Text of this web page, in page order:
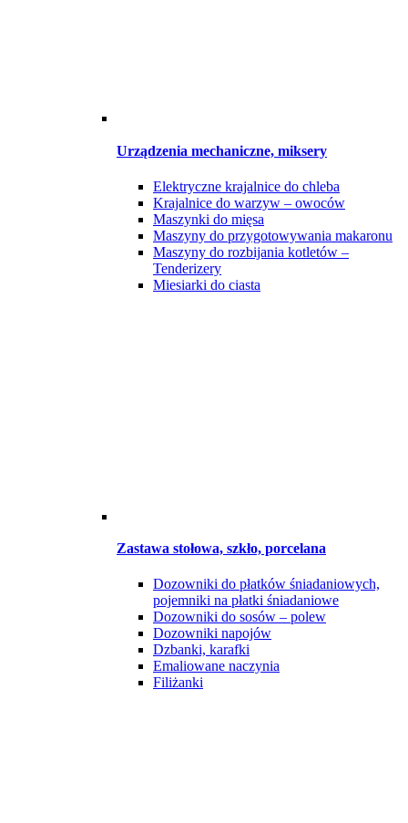
Urządzenia mechaniczne, miksery
Elektryczne krajalnice do chleba
Krajalnice do warzyw – owoców
Maszynki do mięsa
Maszyny do przygotowywania makaronu
Maszyny do rozbijania kotletów –
Tenderizery
Miesiarki do ciasta
Zastawa stołowa, szkło, porcelana
Dozowniki do płatków śniadaniowych,
pojemniki na płatki śniadaniowe
Dozowniki do sosów – polew
Dozowniki napojów
Dzbanki, karafki
Emaliowane naczynia
Filiżanki